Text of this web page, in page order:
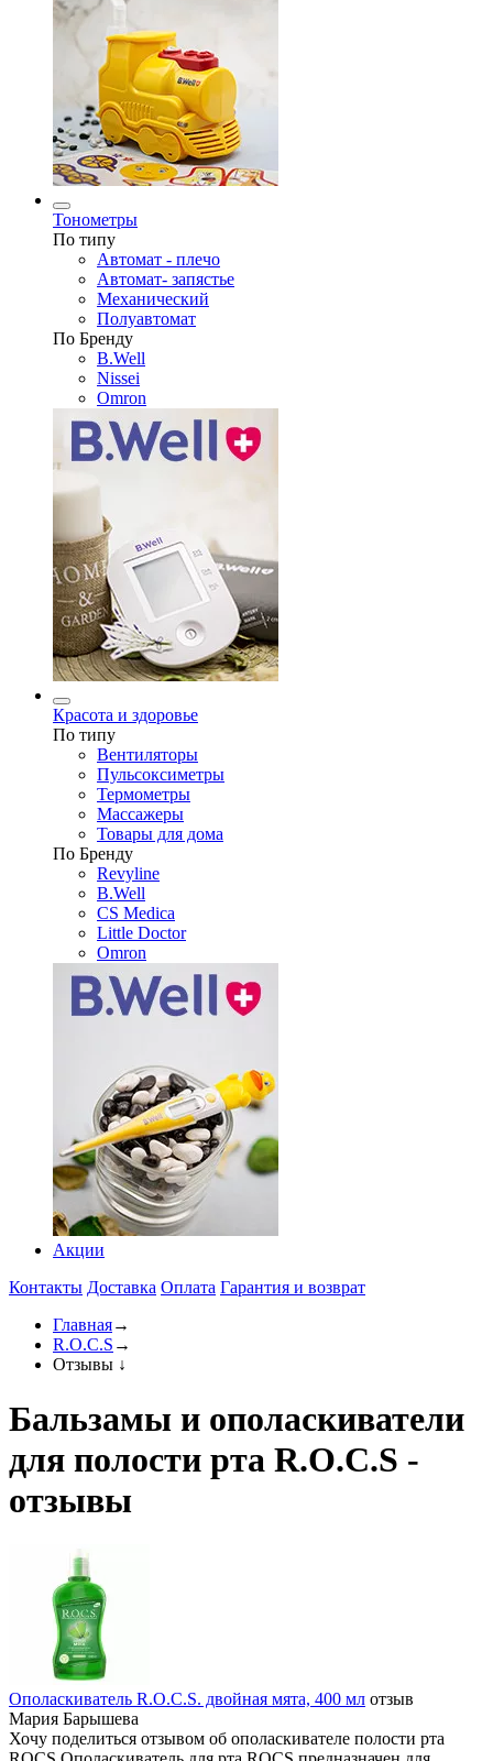
Тонометры
По типу
Автомат - плечо
Автомат- запястье
Механический
Полуавтомат
По Бренду
B.Well
Nissei
Omron
Красота и здоровье
По типу
Вентиляторы
Пульсоксиметры
Термометры
Массажеры
Товары для дома
По Бренду
Revyline
B.Well
CS Medica
Little Doctor
Omron
Акции
Контакты Доставка Оплата Гарантия и возврат
Главная→
R.O.C.S →
Отзывы ↓
Бальзамы и ополаскиватели
для полости рта R.O.C.S -
отзывы
Ополаскиватель R.O.C.S. двойная мята, 400 мл отзыв
Мария Барышева
Хочу поделиться отзывом об ополаскивателе полости рта